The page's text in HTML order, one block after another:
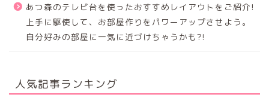
あつ森のテレビ台を使ったおすすめレイアウトをご紹介!
上手に駆使して、お部屋作りをパワーアップさせよう。
自分好みの部屋に一気に近づけちゃうかも?!
人気記事ランキング